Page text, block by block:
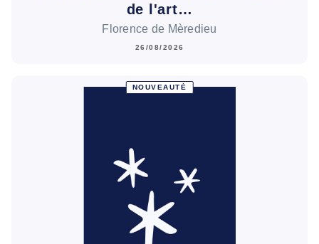
de l'art…
Florence de Mèredieu
26/08/2026
NOUVEAUTÉ